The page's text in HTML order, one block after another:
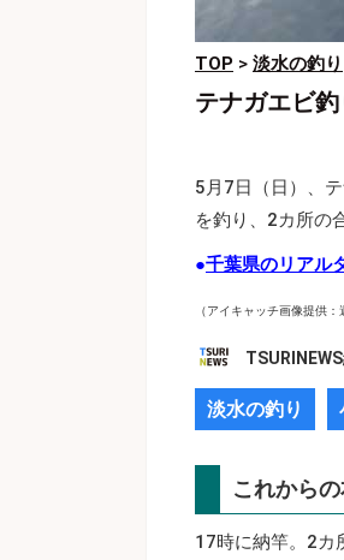
TOP > 淡水の釣り
テナガエビ
5月7日（日）、
を釣り、2カ所の
●千葉県のリアル
（アイキャッチ画像提供
淡水の釣り
これから
17時に納竿。2カ